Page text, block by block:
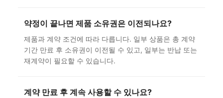
약정이 끝나면 제품 소유권은 이전되나요?
제품과 계약 조건에 따라 다릅니다. 일부 상품은 총 계약
기간 만료 후 소유권이 이전될 수 있고, 일부는 반납 또는
재계약이 필요할 수 있습니다.
계약 만료 후 계속 사용할 수 있나요?